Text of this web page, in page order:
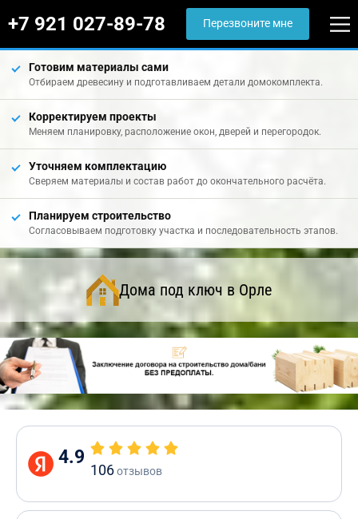
+7 921 027-89-78 Перезвоните мне
Готовим материалы сами
Отбираем древесину и подготавливаем детали домокомплекта.
Корректируем проекты
Меняем планировку, расположение окон, дверей и перегородок.
Уточняем комплектацию
Сверяем материалы и состав работ до окончательного расчёта.
Планируем строительство
Согласовываем подготовку участка и последовательность этапов.
Дома под ключ в Орле
4.9
106отзывов